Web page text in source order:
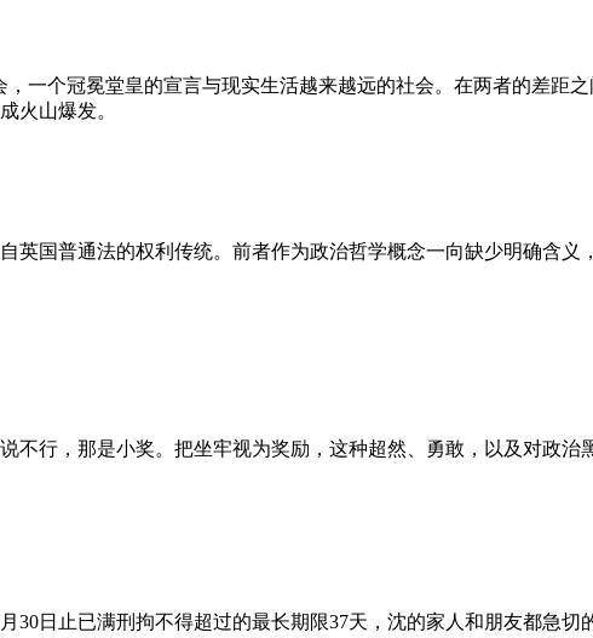
一个冠冕堂皇的宣言与现实生活越来越远的社会。在两者的差距
火山爆发。
英国普通法的权利传统。前者作为政治哲学概念一向缺少明确含
不行，那是小奖。把坐牢视为奖励，这种超然、勇敢，以及对政治
30日止已满刑拘不得超过的最长期限37天，沈的家人和朋友都急